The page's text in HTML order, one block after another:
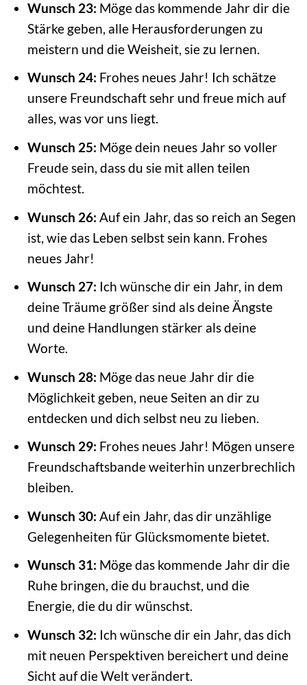
Wunsch 23: Möge das kommende Jahr dir die
Stärke geben, alle Herausforderungen zu
meistern und die Weisheit, sie zu lernen.
Wunsch 24: Frohes neues Jahr! Ich schätze
unsere Freundschaft sehr und freue mich auf
alles, was vor uns liegt.
Wunsch 25: Möge dein neues Jahr so voller
Freude sein, dass du sie mit allen teilen
möchtest.
Wunsch 26: Auf ein Jahr, das so reich an Segen
ist, wie das Leben selbst sein kann. Frohes
neues Jahr!
Wunsch 27: Ich wünsche dir ein Jahr, in dem
deine Träume größer sind als deine Ängste
und deine Handlungen stärker als deine
Worte.
Wunsch 28: Möge das neue Jahr dir die
Möglichkeit geben, neue Seiten an dir zu
entdecken und dich selbst neu zu lieben.
Wunsch 29: Frohes neues Jahr! Mögen unsere
Freundschaftsbande weiterhin unzerbrechlich
bleiben.
Wunsch 30: Auf ein Jahr, das dir unzählige
Gelegenheiten für Glücksmomente bietet.
Wunsch 31: Möge das kommende Jahr dir die
Ruhe bringen, die du brauchst, und die
Energie, die du dir wünschst.
Wunsch 32: Ich wünsche dir ein Jahr, das dich
mit neuen Perspektiven bereichert und deine
Sicht auf die Welt verändert.